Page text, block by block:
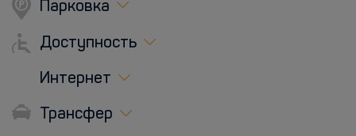
Парковка
Доступность
Интернет
Трансфер